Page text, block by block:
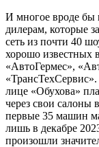
И многое вроде бы
дилерам, которые
сеть из почти 40
хорошо известных
«АвтоГермес»,
лице «Обухова»
через свои салоны
первые 35 машин
лишь в декабре
произошли